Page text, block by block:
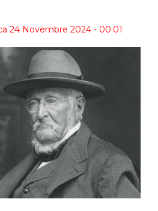
24 Novembre 2024 - 00:01